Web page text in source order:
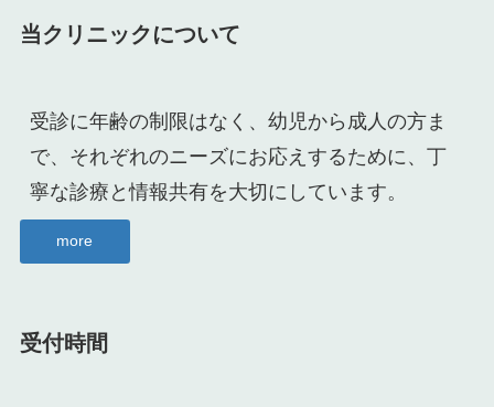
当クリニックについて
受診に年齢の制限はなく、幼児から成人の方ま
で、それぞれのニーズにお応えするために、丁
寧な診療と情報共有を大切にしています。
more
受付時間